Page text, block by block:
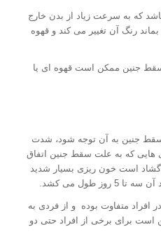
که به سرعت زیاد از بدن خارج
رنگ آن تغییر می کند و قهوه
جنین ممکن است قهوه ای یا
سقط جنین به آن توجه شود، شدت
که به علت سقط جنین اتفاق
گشاد است خون ریزی بسیار شدید
طول می کشد.
متفاوت بوده و از فردی به
است برای برخی از افراد حتی دو